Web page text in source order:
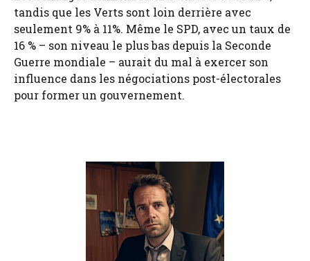
tandis que les Verts sont loin derrière avec
seulement 9% à 11%. Même le SPD, avec un taux de
16 % – son niveau le plus bas depuis la Seconde
Guerre mondiale – aurait du mal à exercer son
influence dans les négociations post-électorales
pour former un gouvernement.